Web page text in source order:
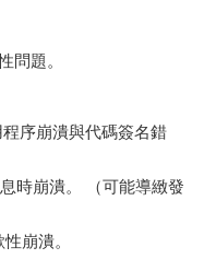
問題。
序崩潰與代碼簽名錯
時崩潰。 （可能導緻發
崩潰。